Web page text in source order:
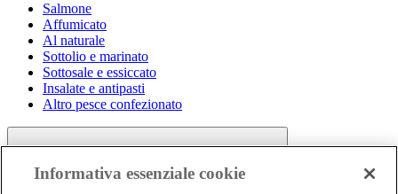
Salmone
Affumicato
Al naturale
Sottolio e marinato
Sottosale e essiccato
Insalate e antipasti
Altro pesce confezionato
Informativa essenziale cookie